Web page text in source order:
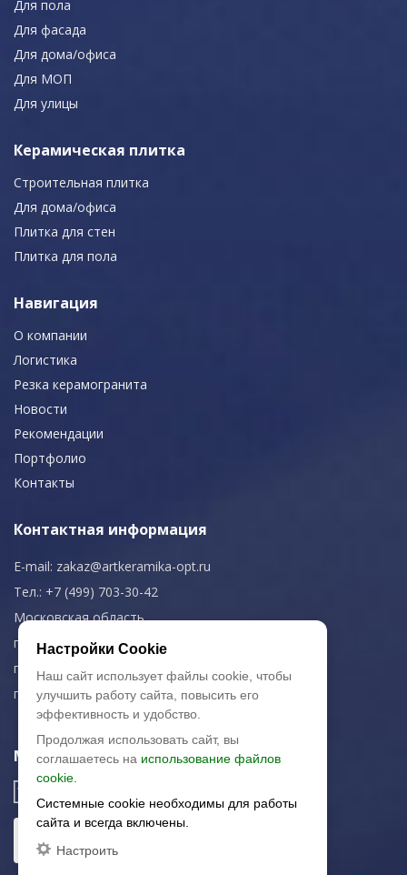
Для пола
Для фасада
Для дома/офиса
Для МОП
Для улицы
Керамическая плитка
Строительная плитка
Для дома/офиса
Плитка для стен
Плитка для пола
Навигация
О компании
Логистика
Резка керамогранита
Новости
Рекомендации
Портфолио
Контакты
Контактная информация
E-mail: zakaz@artkeramika-opt.ru
Тел.: +7 (499) 703-30-42
Московская область,
г. Красногорск
пн-чт: 09.00-18.00
пт: 09.00-17.00
Мы в соц. сетях
Настройки Cookie
Наш сайт использует файлы cookie, чтобы
улучшить работу сайта, повысить его
эффективность и удобство.
Продолжая использовать сайт, вы
соглашаетесь на использование файлов
cookie.
Системные cookie необходимы для работы
сайта и всегда включены.
Настроить